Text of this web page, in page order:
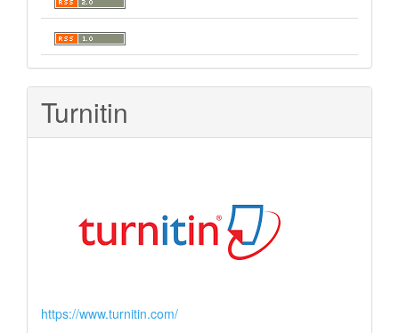
Turnitin
https://www.turnitin.com/